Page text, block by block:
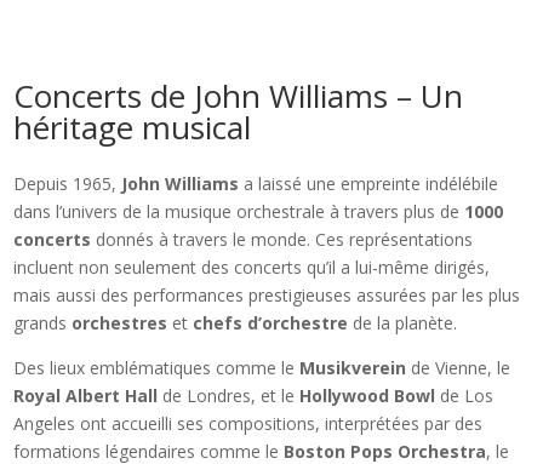
Concerts de John Williams – Un
héritage musical
Depuis 1965, John Williams a laissé une empreinte indélébile
dans l’univers de la musique orchestrale à travers plus de 1000
concerts donnés à travers le monde. Ces représentations
incluent non seulement des concerts qu’il a lui-même dirigés,
mais aussi des performances prestigieuses assurées par les plus
grands orchestres et chefs d’orchestre de la planète.
Des lieux emblématiques comme le Musikverein de Vienne, le
Royal Albert Hall de Londres, et le Hollywood Bowl de Los
Angeles ont accueilli ses compositions, interprétées par des
formations légendaires comme le Boston Pops Orchestra, le